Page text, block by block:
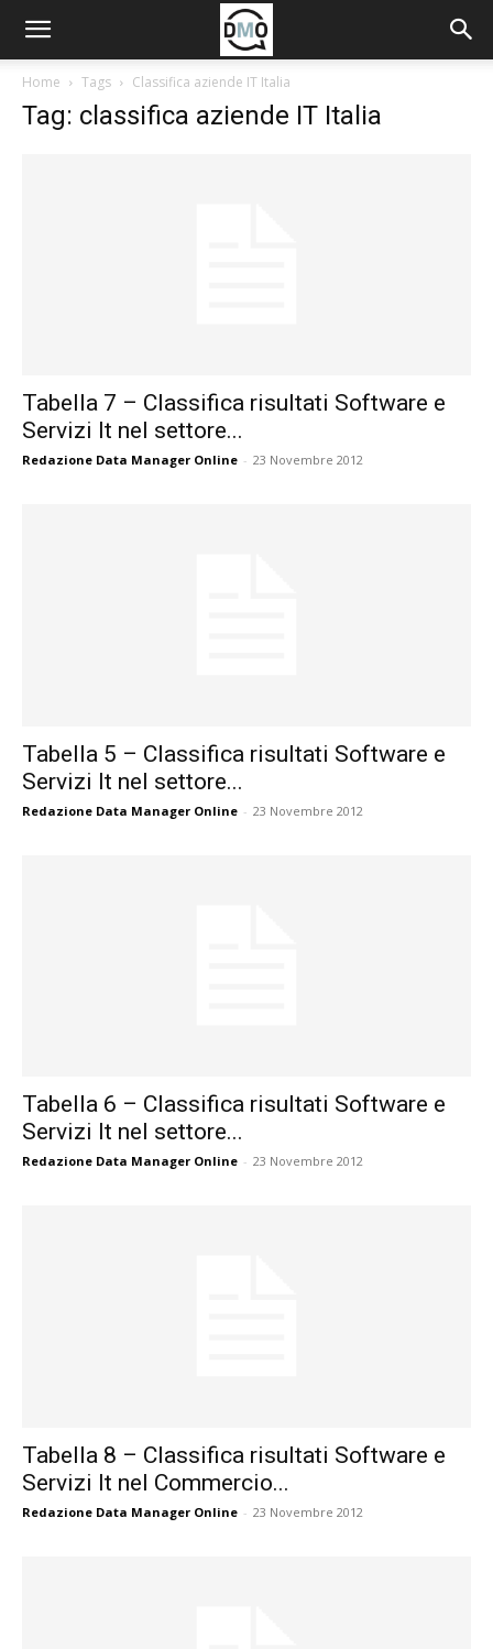
Home Tags Classifica aziende IT Italia
Tag: classifica aziende IT Italia
Tabella 7 – Classifica risultati Software e
Servizi It nel settore...
Redazione Data Manager Online - 23 Novembre 2012
Tabella 5 – Classifica risultati Software e
Servizi It nel settore...
Redazione Data Manager Online - 23 Novembre 2012
Tabella 6 – Classifica risultati Software e
Servizi It nel settore...
Redazione Data Manager Online - 23 Novembre 2012
Tabella 8 – Classifica risultati Software e
Servizi It nel Commercio...
Redazione Data Manager Online - 23 Novembre 2012